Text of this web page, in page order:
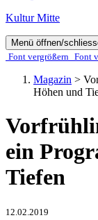
Kultur Mitte
Menü öffnen/
Font ver­­größern Font
Magazin >
Höhen und
ein
Tiefen
12.02.2019